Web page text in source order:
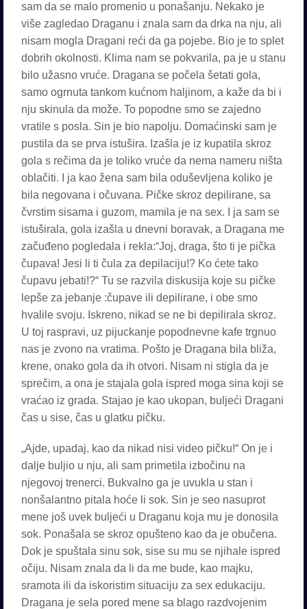
sam da se malo promenio u ponašanju. Nekako je
više zagledao Draganu i znala sam da drka na nju, ali
nisam mogla Dragani reći da ga pojebe. Bio je to splet
dobrih okolnosti. Klima nam se pokvarila, pa je u stanu
bilo užasno vruće. Dragana se počela šetati gola,
samo ogrnuta tankom kućnom haljinom, a kaže da bi i
nju skinula da može. To popodne smo se zajedno
vratile s posla. Sin je bio napolju. Domaćinski sam je
pustila da se prva istušira. Izašla je iz kupatila skroz
gola s rečima da je toliko vruće da nema nameru ništa
oblačiti. I ja kao žena sam bila oduševljena koliko je
bila negovana i očuvana. Pičke skroz depilirane, sa
čvrstim sisama i guzom, mamila je na sex. I ja sam se
istuširala, gola izašla u dnevni boravak, a Dragana me
začuđeno pogledala i rekla:“Joj, draga, što ti je pička
čupava! Jesi li ti čula za depilaciju!? Ko ćete tako
čupavu jebati!?“ Tu se razvila diskusija koje su pičke
lepše za jebanje :čupave ili depilirane, i obe smo
hvalile svoju. Iskreno, nikad se ne bi depilirala skroz.
U toj raspravi, uz pijuckanje popodnevne kafe trgnuo
nas je zvono na vratima. Pošto je Dragana bila bliža,
krene, onako gola da ih otvori. Nisam ni stigla da je
sprečim, a ona je stajala gola ispred moga sina koji se
vraćao iz grada. Stajao je kao ukopan, buljeći Dragani
čas u sise, čas u glatku pičku.
„Ajde, upadaj, kao da nikad nisi video pičku!“ On je i
dalje buljio u nju, ali sam primetila izbočinu na
njegovoj trenerci. Bukvalno ga je uvukla u stan i
nonšalantno pitala hoće li sok. Sin je seo nasuprot
mene još uvek buljeći u Draganu koja mu je donosila
sok. Ponašala se skroz opušteno kao da je obučena.
Dok je spuštala sinu sok, sise su mu se njihale ispred
očiju. Nisam znala da li da me bude, kao majku,
sramota ili da iskoristim situaciju za sex edukaciju.
Dragana je sela pored mene sa blago razdvojenim